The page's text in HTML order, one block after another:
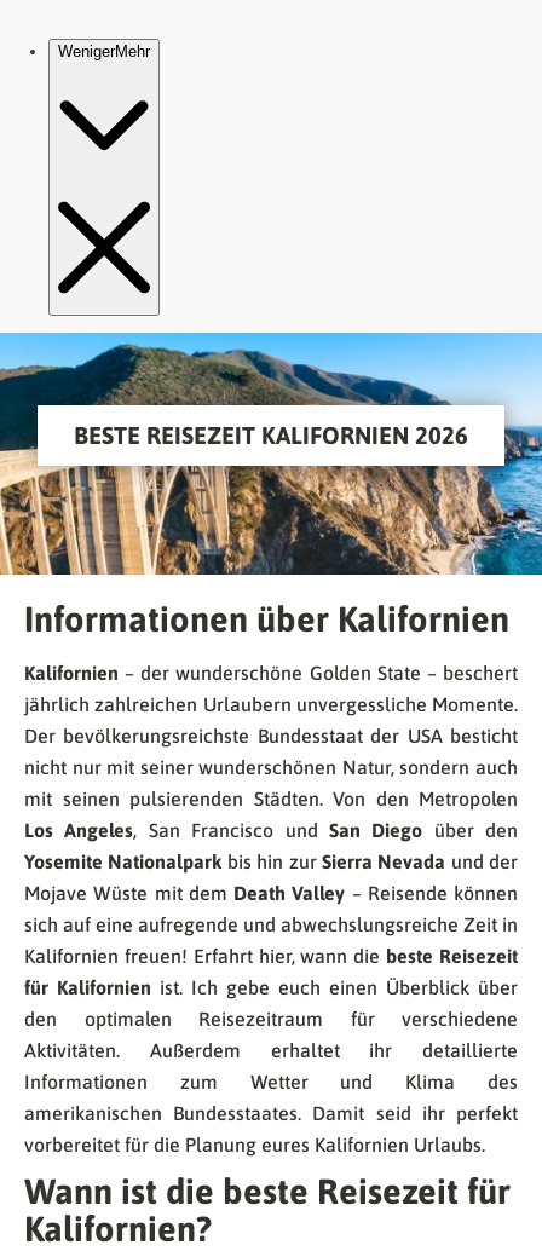
BESTE REISEZEIT KALIFORNIEN 2026
Informationen über Kalifornien
Kalifornien – der wunderschöne Golden State – beschert
jährlich zahlreichen Urlaubern unvergessliche Momente.
Der bevölkerungsreichste Bundesstaat der USA besticht
nicht nur mit seiner wunderschönen Natur, sondern auch
mit seinen pulsierenden Städten. Von den Metropolen
Los Angeles, San Francisco und San Diego über den
Yosemite Nationalpark bis hin zur Sierra Nevada und der
Mojave Wüste mit dem Death Valley – Reisende können
sich auf eine aufregende und abwechslungsreiche Zeit in
Kalifornien freuen! Erfahrt hier, wann die beste Reisezeit
für Kalifornien ist. Ich gebe euch einen Überblick über
den optimalen Reisezeitraum für verschiedene
Aktivitäten. Außerdem erhaltet ihr detaillierte
Informationen zum Wetter und Klima des
amerikanischen Bundesstaates. Damit seid ihr perfekt
vorbereitet für die Planung eures Kalifornien Urlaubs.
Wann ist die beste Reisezeit für
Kalifornien?